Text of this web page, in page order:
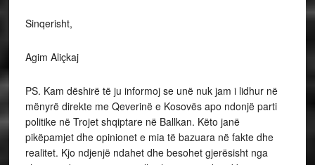
Sinqerisht,
Agim Aliçkaj
PS. Kam dëshirë të ju informoj se unë nuk jam i lidhur në
mënyrë direkte me Qeverinë e Kosovës apo ndonjë parti
politike në Trojet shqiptare në Ballkan. Këto janë
pikëpamjet dhe opinionet e mia të bazuara në fakte dhe
realitet. Kjo ndjenjë ndahet dhe besohet gjerësisht nga